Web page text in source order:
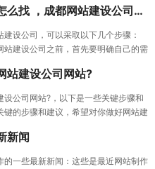
网站建设公司怎么找 ，成都网站建设公司做网站靠谱吗
设公司，可以采取以下几个步骤：
站建设公司之前，首先要明确自己的需
站建设公司网站?
设公司网站?，以下是一些关键步骤和
键的步骤和建议，希望对你做好网站建
新闻
的一些最新新闻：这些是最近网站制作